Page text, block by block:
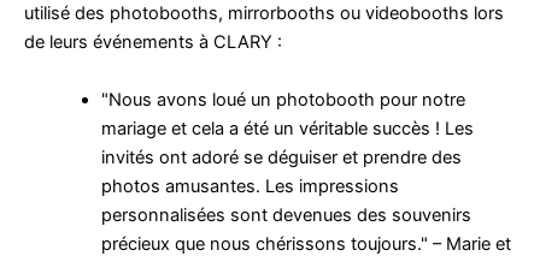
utilisé des photobooths, mirrorbooths ou videobooths lors
de leurs événements à CLARY :
"Nous avons loué un photobooth pour notre
mariage et cela a été un véritable succès ! Les
invités ont adoré se déguiser et prendre des
photos amusantes. Les impressions
personnalisées sont devenues des souvenirs
précieux que nous chérissons toujours." – Marie et